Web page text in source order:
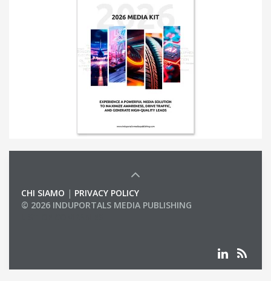
CHI SIAMO | PRIVACY POLICY
© 2026 INDUPORTALS MEDIA PUBLISHING